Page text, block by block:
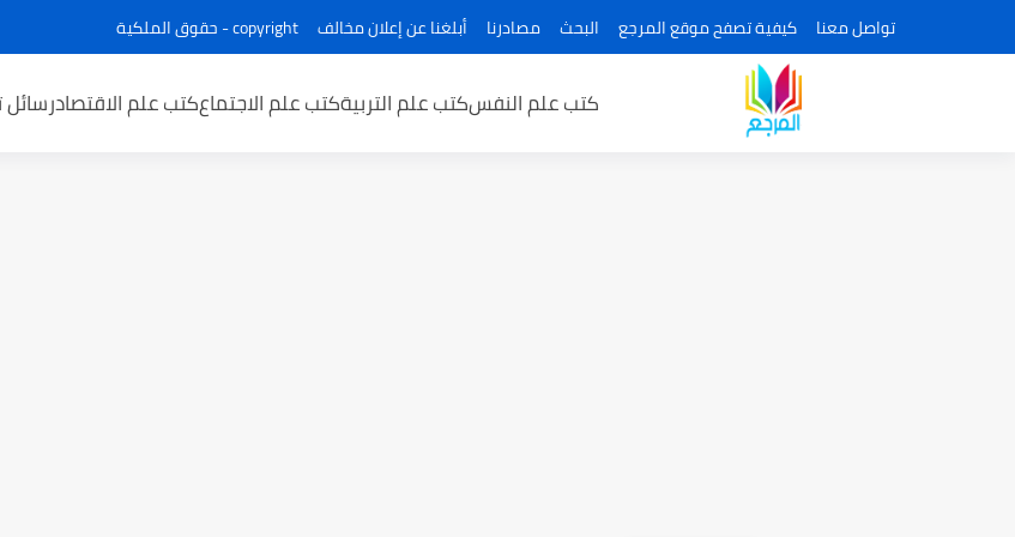
تواصل معنا كيفية تصفح موقع المرجع البحث مصادرنا أبلغنا عن إعلان مخالف copyright - حقوق الملكية
كتب علم النفسكتب علم التربيةكتب علم الاجتماعكتب علم الاقتصاد